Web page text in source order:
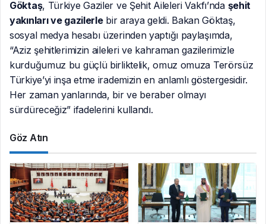
Göktaş, Türkiye Gaziler ve Şehit Aileleri Vakfı’nda şehit
yakınları ve gazilerlebir araya geldi. Bakan Göktaş,
sosyal medya hesabı üzerinden yaptığı paylaşımda,
“Aziz şehitlerimizin aileleri ve kahraman gazilerimizle
kurduğumuz bu güçlü birliktelik, omuz omuza Terörsüz
Türkiye’yi inşa etme irademizin en anlamlı göstergesidir.
Her zaman yanlarında, bir ve beraber olmayı
sürdüreceğiz” ifadelerini kullandı.
Göz Atın